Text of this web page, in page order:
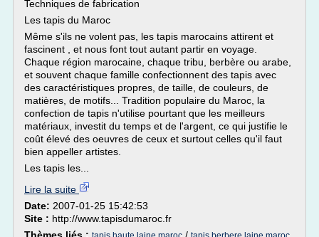
Techniques de fabrication
Les tapis du Maroc
Même s'ils ne volent pas, les tapis marocains attirent et
fascinent , et nous font tout autant partir en voyage.
Chaque région marocaine, chaque tribu, berbère ou arabe,
et souvent chaque famille confectionnent des tapis avec
des caractéristiques propres, de taille, de couleurs, de
matières, de motifs... Tradition populaire du Maroc, la
confection de tapis n'utilise pourtant que les meilleurs
matériaux, investit du temps et de l'argent, ce qui justifie le
coût élevé des oeuvres de ceux et surtout celles qu'il faut
bien appeller artistes.
Les tapis les...
Lire la suite
Date: 2007-01-25 15:42:53
Site : http://www.tapisdumaroc.fr